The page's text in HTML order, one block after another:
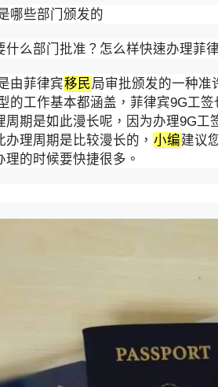
哪些部门颁发的
什么部门批准？怎么样快速办理菲
由菲律宾移民局审批颁发的一种准
的工作基本都涵盖，菲律宾9G工
周期是如此漫长呢，因为办理9G工
办理周期是比较漫长的， 小编建议
理的时候要快捷很多。